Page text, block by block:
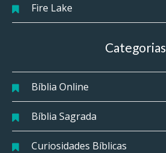
Fire Lake
Categorias
Bíblia Online
Bíblia Sagrada
Curiosidades Bíblicas